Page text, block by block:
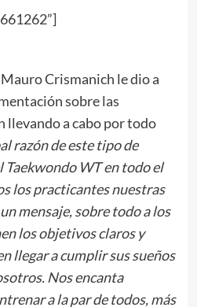
Crismanich le dio a
sobre las
llevando a cabo por todo
razón de este tipo de
Taekwondo WT en todo el
los practicantes nuestras
mensaje, sobre todo a los
los objetivos claros y
llegar a cumplir sus sueños
Nos encanta
a la par de todos, más